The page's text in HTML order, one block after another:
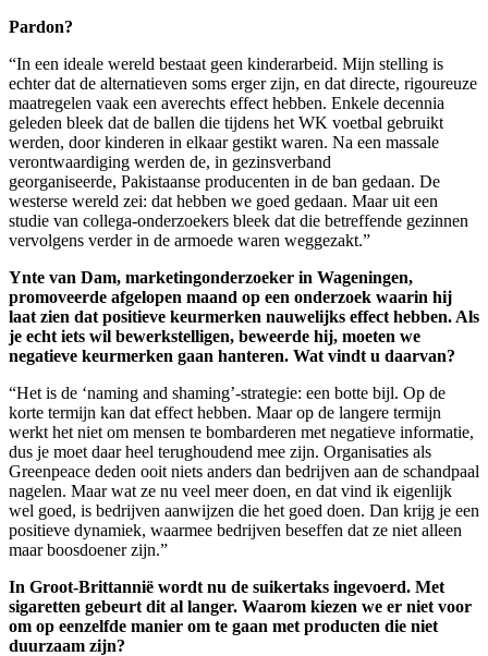
Pardon?
“In een ideale wereld bestaat geen kinderarbeid. Mijn stelling is
echter dat de alternatieven soms erger zijn, en dat directe, rigoureuze
maatregelen vaak een averechts effect hebben. Enkele decennia
geleden bleek dat de ballen die tijdens het WK voetbal gebruikt
werden, door kinderen in elkaar gestikt waren. Na een massale
verontwaardiging werden de, in gezinsverband
georganiseerde, Pakistaanse producenten in de ban gedaan. De
westerse wereld zei: dat hebben we goed gedaan. Maar uit een
studie van collega-onderzoekers bleek dat die betreffende gezinnen
vervolgens verder in de armoede waren weggezakt.”
Ynte van Dam, marketingonderzoeker in Wageningen,
promoveerde afgelopen maand op een onderzoek waarin hij
laat zien dat positieve keurmerken nauwelijks effect hebben. Als
je echt iets wil bewerkstelligen, beweerde hij, moeten we
negatieve keurmerken gaan hanteren. Wat vindt u daarvan?
“Het is de ‘naming and shaming’-strategie: een botte bijl. Op de
korte termijn kan dat effect hebben. Maar op de langere termijn
werkt het niet om mensen te bombarderen met negatieve informatie,
dus je moet daar heel terughoudend mee zijn. Organisaties als
Greenpeace deden ooit niets anders dan bedrijven aan de schandpaal
nagelen. Maar wat ze nu veel meer doen, en dat vind ik eigenlijk
wel goed, is bedrijven aanwijzen die het goed doen. Dan krijg je een
positieve dynamiek, waarmee bedrijven beseffen dat ze niet alleen
maar boosdoener zijn.”
In Groot-Brittannië wordt nu de suikertaks ingevoerd. Met
sigaretten gebeurt dit al langer. Waarom kiezen we er niet voor
om op eenzelfde manier om te gaan met producten die niet
duurzaam zijn?